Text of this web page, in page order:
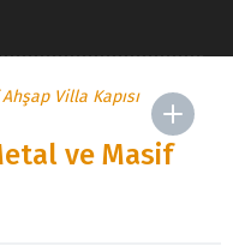
ve Masif